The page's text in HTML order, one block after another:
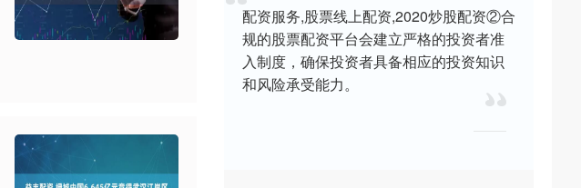
配资服务,股票线上配资,2020炒股配资②合
规的股票配资平台会建立严格的投资者准
入制度，确保投资者具备相应的投资知识
和风险承受能力。